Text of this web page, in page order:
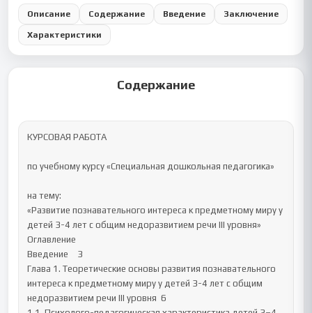
Описание Содержание Введение Заключение
Характеристики
Содержание
КУРСОВАЯ РАБОТА
по учебному курсу «Специальная дошкольная педагогика»
на тему:
«Развитие познавательного интереса к предметному миру у
детей 3-4 лет с общим недоразвитием речи III уровня»
Оглавление
Введение	3
Глава 1. Теоретические основы развития познавательного
интереса к предметному миру у детей 3-4 лет с общим
недоразвитием речи III уровня	6